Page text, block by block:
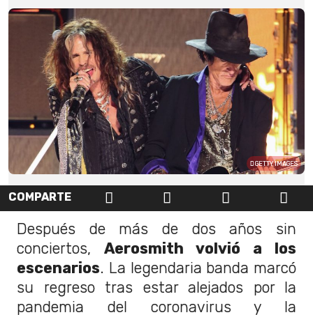
GETTY IMAGES
COMPARTE
Después de más de dos años sin
conciertos, Aerosmith volvió a los
escenarios. La legendaria banda marcó
su regreso tras estar alejados por la
pandemia del coronavirus y la